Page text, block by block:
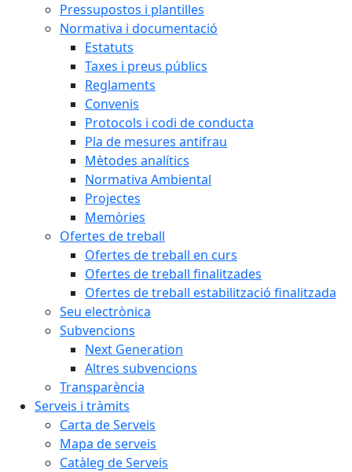
Pressupostos i plantilles
Normativa i documentació
Estatuts
Taxes i preus públics
Reglaments
Convenis
Protocols i codi de conducta
Pla de mesures antifrau
Mètodes analítics
Normativa Ambiental
Projectes
Memòries
Ofertes de treball
Ofertes de treball en curs
Ofertes de treball finalitzades
Ofertes de treball estabilització finalitzada
Seu electrònica
Subvencions
Next Generation
Altres subvencions
Transparència
Serveis i tràmits
Carta de Serveis
Mapa de serveis
Catàleg de Serveis